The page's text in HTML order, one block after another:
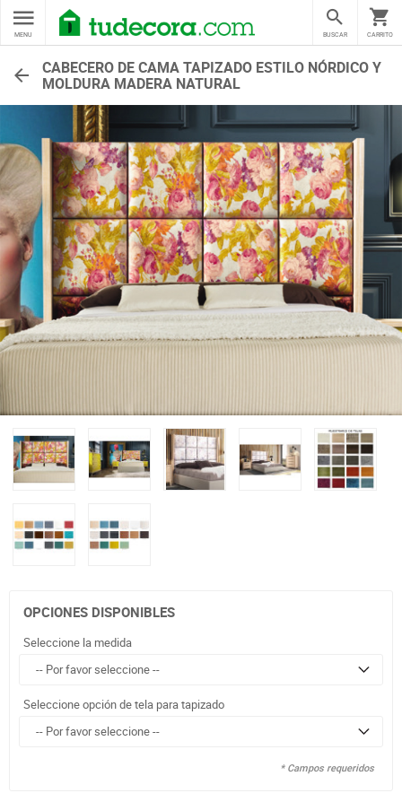
MENU CARRITO
BUSCAR
CABECERO DE CAMA TAPIZADO ESTILO NÓRDICO Y
MOLDURA MADERA NATURAL
OPCIONES DISPONIBLES
Seleccione la medida
Seleccione opción de tela para tapizado
* Campos requeridos